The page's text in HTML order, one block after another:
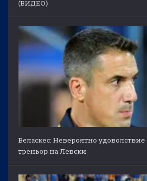
(ВИДЕО)
Веласкес: Невероятно
треньор на Левски